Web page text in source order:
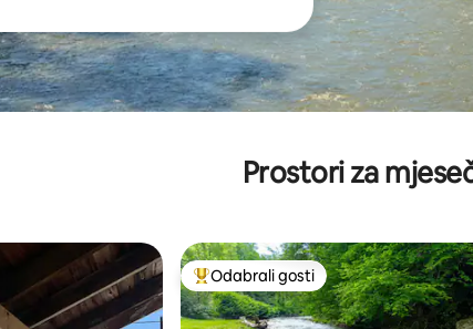
Prostori za
s oznakom „Odabrali gosti”Među najviše rangiranima s oznakom
Odabrali gosti